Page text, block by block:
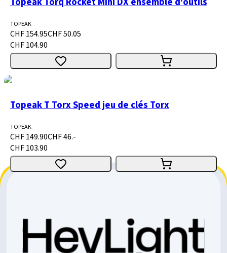
TOPEAK
CHF 154.95CHF 50.05
CHF 104.90
Topeak T Torx Speed jeu de clés Torx
TOPEAK
CHF 149.90CHF 46.-
CHF 103.90
TOPEAK
CHF 149.90 CHF 46.-